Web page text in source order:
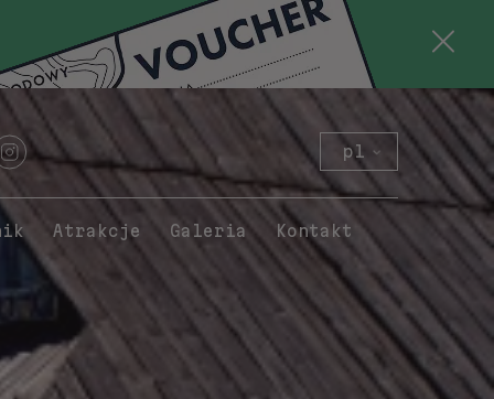
pl
en
de
sk
Atrakcje Galeria Kontakt